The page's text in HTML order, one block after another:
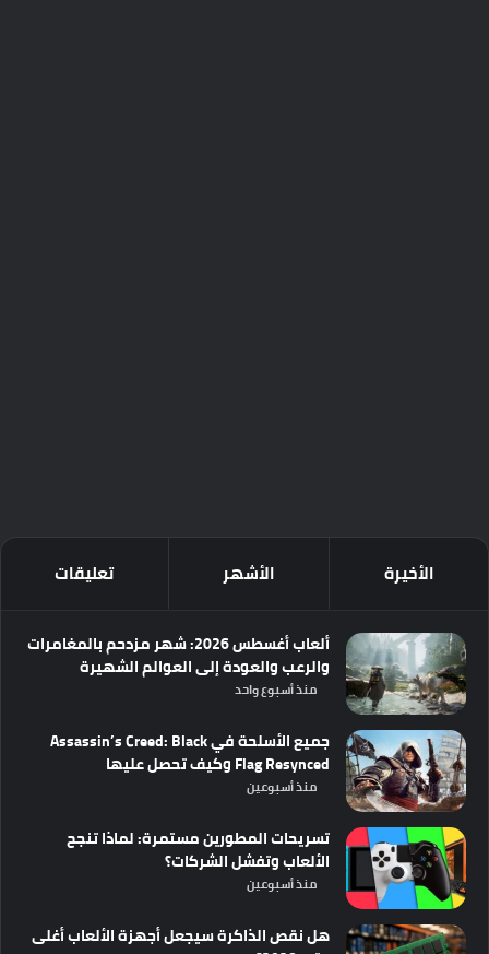
الأخيرة الأشهر تعليقات
ألعاب أغسطس 2026: شهر مزدحم بالمغامرات
والرعب والعودة إلى العوالم الشهيرة
منذ أسبوع واحد
جميع الأسلحة في Assassin’s Creed: Black
Flag Resynced وكيف تحصل عليها
منذ أسبوعين
تسريحات المطورين مستمرة: لماذا تنجح
الألعاب وتفشل الشركات؟
منذ أسبوعين
هل نقص الذاكرة سيجعل أجهزة الألعاب أغلى